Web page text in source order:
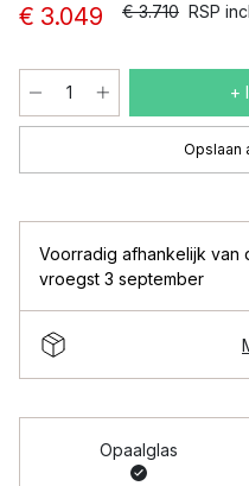
€ 3.049 € 3.710 RSP
+
Opslaan
Voorradig afhankelijk van
vroegst 3 september
Opaalglas